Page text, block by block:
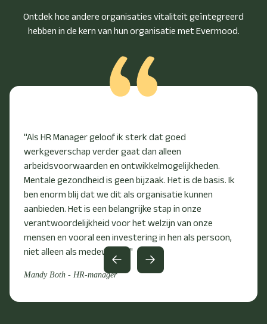
Ontdek hoe andere organisaties vitaliteit geïntegreerd
hebben in de kern van hun organisatie met Evermood.
"Als HR Manager geloof ik sterk dat goed
werkgeverschap verder gaat dan alleen
arbeidsvoorwaarden en ontwikkelmogelijkheden.
Mentale gezondheid is geen bijzaak. Het is de basis. Ik
ben enorm blij dat we dit als organisatie kunnen
aanbieden. Het is een belangrijke stap in onze
verantwoordelijkheid voor het welzijn van onze
mensen en vooral een investering in hen als persoon,
niet alleen als medewerker"
Mandy Both - HR-manager